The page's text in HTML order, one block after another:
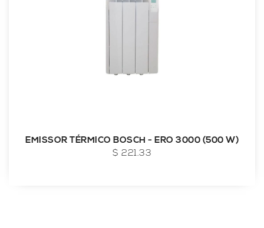
EMISSOR TÉRMICO BOSCH - ERO 3000 (500 W)
$ 221.33